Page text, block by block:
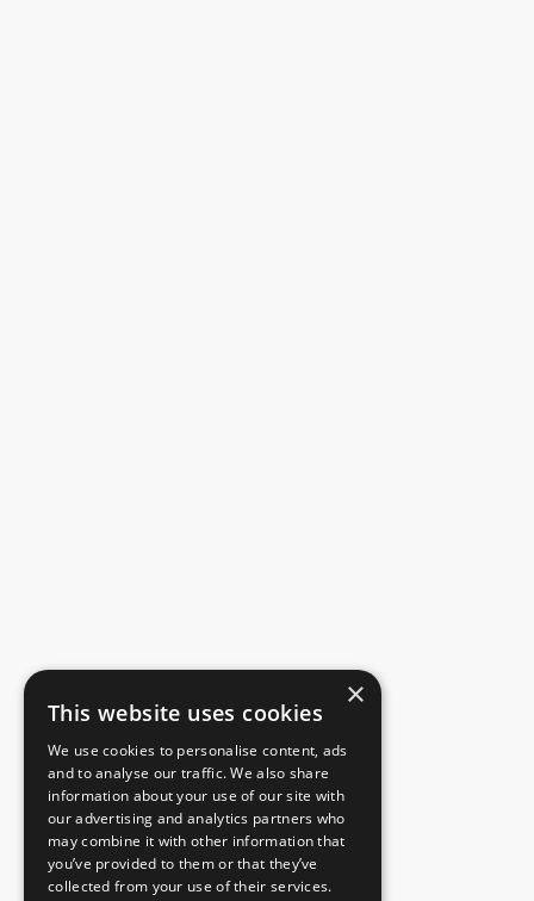
×
This website uses cookies
We use cookies to personalise content, ads
and to analyse our traffic. We also share
information about your use of our site with
our advertising and analytics partners who
may combine it with other information that
you’ve provided to them or that they’ve
collected from your use of their services.